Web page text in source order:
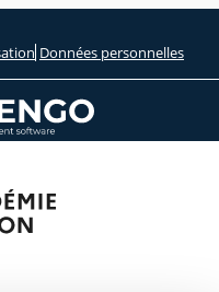
Données personnelles